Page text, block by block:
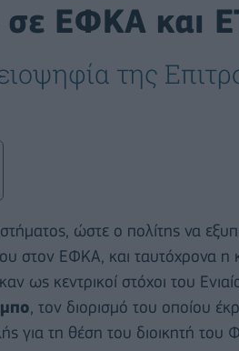
σε ΕΦΚΑ και
της
ώστε ο πολίτης να
στον ΕΦΚΑ, και ταυτόχρονα η
ως κεντρικοί στόχοι του
, τον διορισμό του οποίου
για τη θέση του διοικητή του